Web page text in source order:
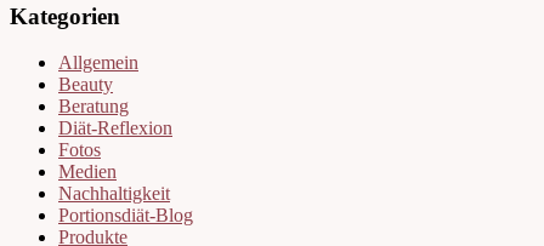
Kategorien
Allgemein
Beauty
Beratung
Diät-Reflexion
Fotos
Medien
Nachhaltigkeit
Portionsdiät-Blog
Produkte